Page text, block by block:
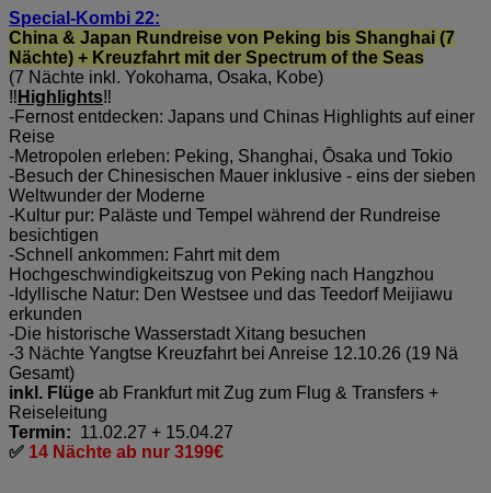
Special-Kombi 22:
China & Japan Rundreise von Peking bis Shanghai (7
Nächte) + Kreuzfahrt mit der Spectrum of the Seas
(7 Nächte inkl. Yokohama, Osaka, Kobe)
‼️ Highlights‼️
-Fernost entdecken: Japans und Chinas Highlights auf einer
Reise
-Metropolen erleben: Peking, Shanghai, Ōsaka und Tokio
-Besuch der Chinesischen Mauer inklusive - eins der sieben
Weltwunder der Moderne
-Kultur pur: Paläste und Tempel während der Rundreise
besichtigen
-Schnell ankommen: Fahrt mit dem
Hochgeschwindigkeitszug von Peking nach Hangzhou
-Idyllische Natur: Den Westsee und das Teedorf Meijiawu
erkunden
-Die historische Wasserstadt Xitang besuchen
-3 Nächte Yangtse Kreuzfahrt bei Anreise 12.10.26 (19 Nä
Gesamt)
inkl. Flüge ab Frankfurt mit Zug zum Flug & Transfers +
Reiseleitung
Termin: 11.02.27 + 15.04.27
✅ 14 Nächte ab nur 3199€